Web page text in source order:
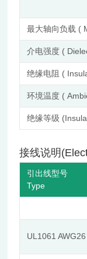
最大轴向负载 (
介电强度 (
绝缘电阻 (
环境温度 (
绝缘等级
接线说明
引出线型号
Type
UL1061 AWG26